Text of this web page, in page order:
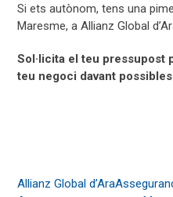
Si ets autònom, tens una
Maresme, a Allianz Global
Sol·licita el teu pressupost
teu negoci davant
Allianz Global d’Ara